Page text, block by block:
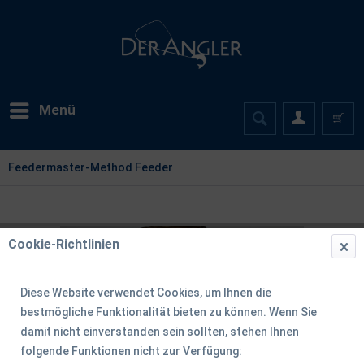
Menü
Feedermaster-Method Feeder
Cookie-Richtlinien
Diese Website verwendet Cookies, um Ihnen die
bestmögliche Funktionalität bieten zu können. Wenn Sie
damit nicht einverstanden sein sollten, stehen Ihnen
folgende Funktionen nicht zur Verfügung: